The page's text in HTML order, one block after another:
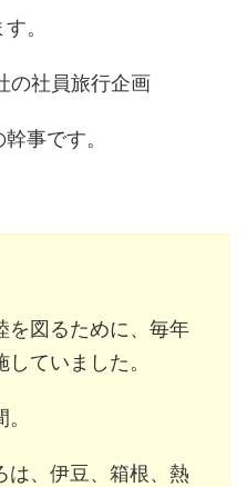
。
の社員旅行企画
事です。
を図るために、毎年
ていました。
は、伊豆、箱根、熱